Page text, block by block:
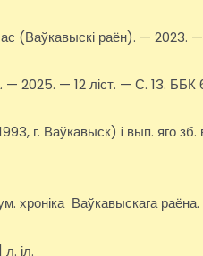
(Ваўкавыскі раён). — 2023.
— 2025. — 12 ліст. — С. 13.
г. Ваўкавыск) i вып. яго
хроніка Ваўкавыскага
іл.